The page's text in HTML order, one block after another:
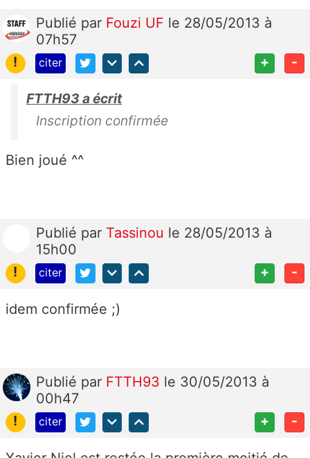
Publié par Fouzi UF le 28/05/2013 à
07h57
!
citer + -
FTTH93 a écrit
Inscription confirmée
Bien joué ^^
Publié par Tassinou le 28/05/2013 à
15h00
!
citer + -
idem confirmée ;)
Publié par FTTH93 le 30/05/2013 à
00h47
!
citer + -